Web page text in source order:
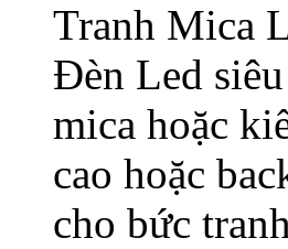
Tranh Mica
Đèn Led
mica hoặc
cao hoặc
cho bức